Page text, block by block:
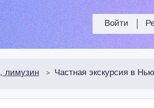
Войти
лимузин > Частная экскурсия в